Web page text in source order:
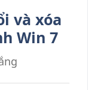
và xóa
Win 7